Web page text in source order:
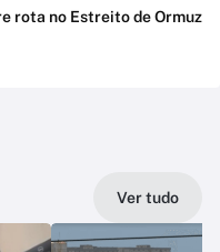
rota no Estreito de Ormuz
Ver tudo